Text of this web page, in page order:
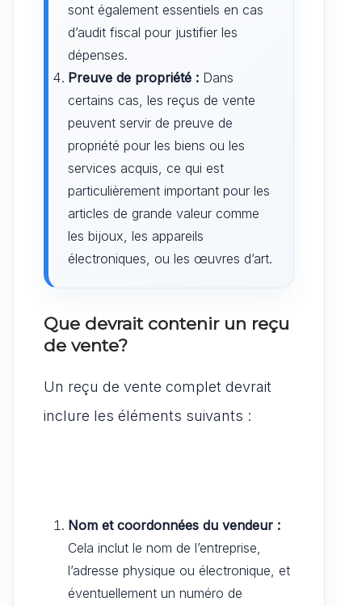
sont également essentiels en cas
d’audit fiscal pour justifier les
dépenses.
Preuve de propriété : Dans
certains cas, les reçus de vente
peuvent servir de preuve de
propriété pour les biens ou les
services acquis, ce qui est
particulièrement important pour les
articles de grande valeur comme
les bijoux, les appareils
électroniques, ou les œuvres d’art.
Que devrait contenir un reçu
de vente?
Un reçu de vente complet devrait
inclure les éléments suivants :
Nom et coordonnées du vendeur :
Cela inclut le nom de l’entreprise,
l’adresse physique ou électronique, et
éventuellement un numéro de